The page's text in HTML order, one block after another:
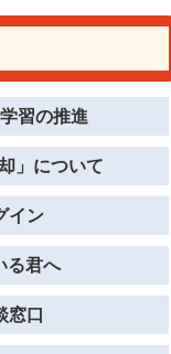
習の推進
」について
イン
る君へ
窓口